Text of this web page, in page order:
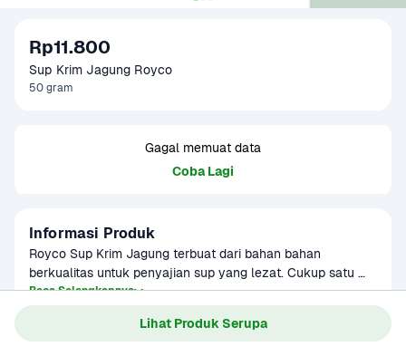
Lihat Produk Serupa
Rp11.800
Sup Krim Jagung Royco
50 gram
Gagal memuat data
Coba Lagi
Informasi Produk
Royco Sup Krim Jagung terbuat dari bahan bahan
berkualitas untuk penyajian sup yang lezat. Cukup satu
sachet untuk satu mangkuk hangat dan lezat. Siap
disajikan dalam 5 menit!
Baca Selengkapnya